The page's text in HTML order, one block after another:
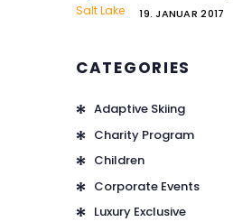
19. JANUAR 2017
CATEGORIES
Adaptive Skiing
Charity Program
Children
Corporate Events
Luxury Exclusive